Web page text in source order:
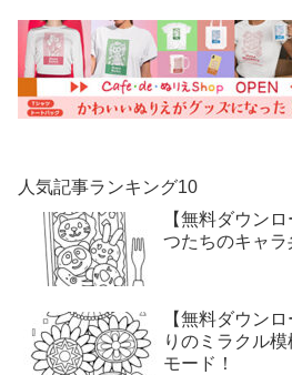
人気記事ランキング10
【無料ダウン
つたちのキャラ
【無料ダウン
りのミラクル
モード！